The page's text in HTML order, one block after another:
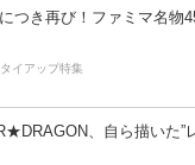
つき再び！ファミマ名物
イアップ特集
、自ら描いた”